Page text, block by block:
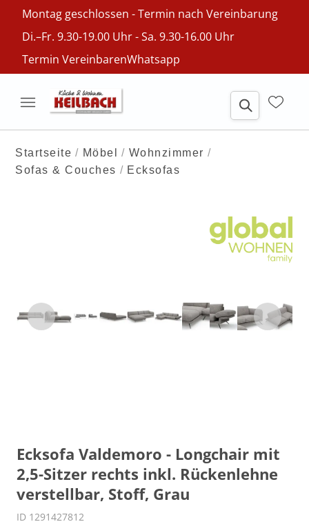
Montag geschlossen - Termin nach Vereinbarung
Di.–Fr. 9.30-19.00 Uhr - Sa. 9.30-16.00 Uhr
Termin VereinbarenWhatsapp
Startseite Möbel
Wohnzimmer
Sofas & Couches
Ecksofas
Ecksofa Valdemoro - Longchair mit
2,5-Sitzer rechts inkl. Rückenlehne
verstellbar, Stoff, Grau
ID 1291427812